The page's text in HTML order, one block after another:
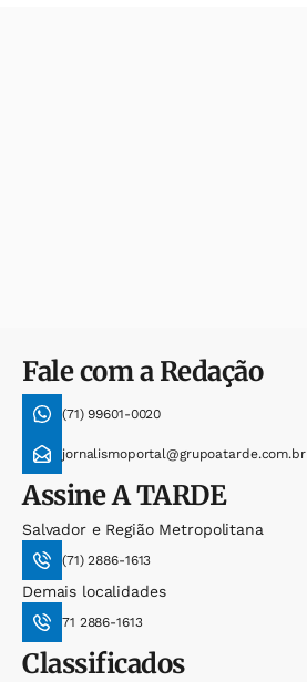
Fale com a Redação
(71) 99601-0020
jornalismoportal@grupoatarde.com.br
AssineA TARDE
Salvador e Região Metropolitana
(71) 2886-1613
Demais localidades
71 2886-1613
Classificados